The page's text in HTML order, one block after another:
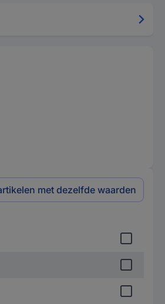
met dezelfde waarden